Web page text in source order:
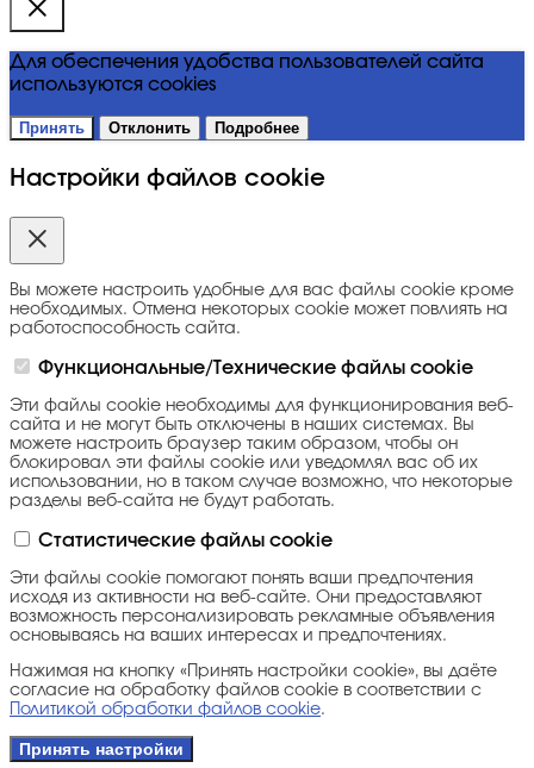
Для обеспечения удобства пользователей сайта
используются cookies
Принять Отклонить Подробнее
Настройки файлов cookie
Вы можете настроить удобные для вас файлы cookie кроме
необходимых. Отмена некоторых cookie может повлиять на
работоспособность сайта.
Функциональные/Технические файлы cookie
Эти файлы cookie необходимы для функционирования веб-
сайта и не могут быть отключены в наших системах. Вы
можете настроить браузер таким образом, чтобы он
блокировал эти файлы cookie или уведомлял вас об их
использовании, но в таком случае возможно, что некоторые
разделы веб-сайта не будут работать.
Статистические файлы cookie
Эти файлы cookie помогают понять ваши предпочтения
исходя из активности на веб-сайте. Они предоставляют
возможность персонализировать рекламные объявления
основываясь на ваших интересах и предпочтениях.
Нажимая на кнопку «Принять настройки cookie», вы даёте
согласие на обработку файлов cookie в соответствии с
Политикой обработки файлов cookie.
Принять настройки